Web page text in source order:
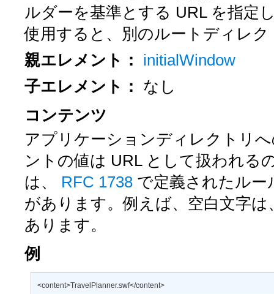
ルダーを基準とする URL を指定
使用すると、別のルートディレ
親エレメント： initialWindow
子エレメント： なし
コンテンツ
アプリケーションディレクトリ
ントの値は URL として扱われる
は、 RFC 1738 で定義されたルー
があります。例えば、空白文字
あります。
例
<content>TravelPlanner.swf</content>